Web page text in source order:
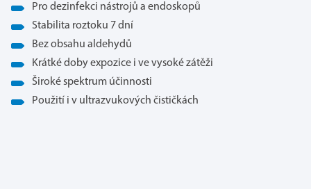
Pro dezinfekci nástrojů a endoskopů
Stabilita roztoku 7 dní
Bez obsahu aldehydů
Krátké doby expozice i ve vysoké zátěži
Široké spektrum účinnosti
Použití i v ultrazvukových čističkách